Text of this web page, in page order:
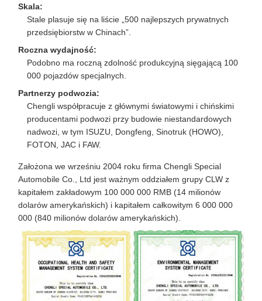
Skala:
Stale plasuje się na liście „500 najlepszych prywatnych
przedsiębiorstw w Chinach”.
Roczna wydajność:
Podobno ma roczną zdolność produkcyjną sięgającą 100
000 pojazdów specjalnych.
Partnerzy podwozia:
Chengli współpracuje z głównymi światowymi i chińskimi
producentami podwozi przy budowie niestandardowych
nadwozi, w tym ISUZU, Dongfeng, Sinotruk (HOWO),
FOTON, JAC i FAW.
Założona we wrześniu 2004 roku firma Chengli Special
Automobile Co., Ltd jest ważnym oddziałem grupy CLW z
kapitałem zakładowym 100 000 000 RMB (14 milionów
dolarów amerykańskich) i kapitałem całkowitym 6 000 000
000 (840 milionów dolarów amerykańskich).